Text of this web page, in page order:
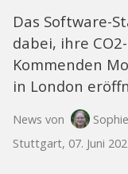
Das Software-
dabei, ihre
Kommenden
in London
News von
Stuttgart, 07. Juni